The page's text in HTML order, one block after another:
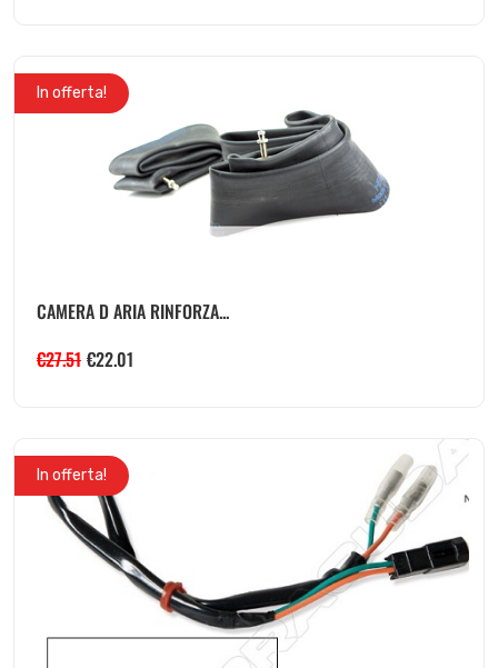
In offerta!
CAMERA D ARIA RINFORZA...
€27.51 €22.01
In offerta!